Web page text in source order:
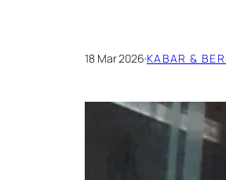
18 Mar 2026·KABAR &